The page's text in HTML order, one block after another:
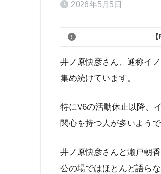
2026年5月5日
井ノ原快彦さん、通称イ
集め続けています。
特にV6の活動休止以降、
関心を持つ人が多いようで
井ノ原快彦さんと瀬戸朝
公の場ではほとんど語ら